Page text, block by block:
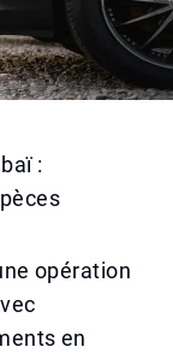
:
opération
en